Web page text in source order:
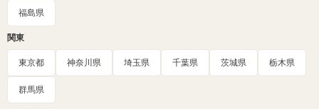
福島県
関東
東京都 神奈川県 埼玉県 千葉県 茨城県 栃木県
群馬県